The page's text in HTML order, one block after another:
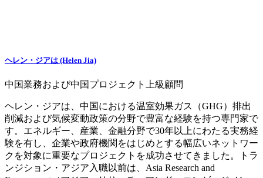
ヘレン・ジアは (Helen Jia)
中国業務および中国プロジェクト上級顧問
ヘレン・ジアは、中国における温室効果ガス（GHG）排出
削減および気候変動政策の分野で豊富な経験を持つ専門家で
す。エネルギー、産業、金融分野で30年以上にわたる実務経
験を有し、企業や政府機関をはじめとする幅広いネットワー
クを対象に重要なプロジェクトを成功させてきました。トラ
ンジション・アジア入職以前は、Asia Research and